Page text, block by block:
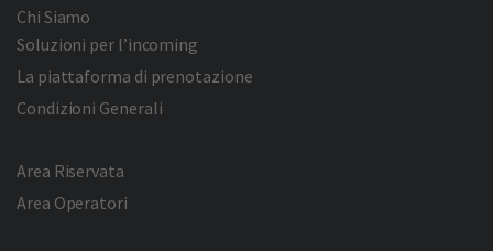
Chi Siamo
Soluzioni per l’incoming
La piattaforma di prenotazione
Condizioni Generali
Area Riservata
Area Operatori